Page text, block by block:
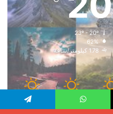
23º - 20º
62%
1.78 كيلومتر/ساعة
34
℃
واتساب تيلقرام